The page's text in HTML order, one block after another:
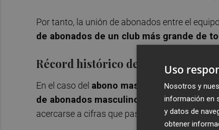
Por tanto, la unión de abonados entre el
de abonados de un club más grande de
Récord histórico del Club
En el caso del abono masculino, los más de
de abonados masculinos de la historia
acercarse a cifras que pasaban los 7.500
Uso
Nosotros y
información en
y datos de
obtener